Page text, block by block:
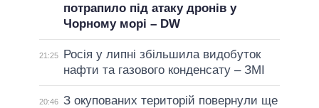
потрапило під атаку дронів у
Чорному морі – DW
21:25
Росія у липні збільшила видобуток
нафти та газового конденсату – ЗМІ
20:46 З окупованих територій повернули ще